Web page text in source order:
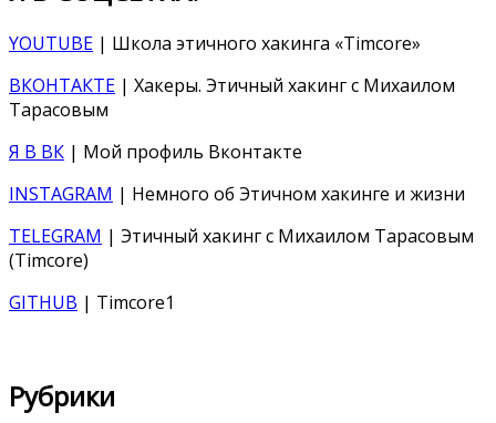
YOUTUBE | Школа этичного хакинга «Timcore»
ВКОНТАКТЕ | Хакеры. Этичный хакинг с Михаилом
Тарасовым
Я В ВК | Мой профиль Вконтакте
INSTAGRAM | Немного об Этичном хакинге и жизни
TELEGRAM | Этичный хакинг с Михаилом Тарасовым
(Timcore)
GITHUB | Timcore1
Рубрики